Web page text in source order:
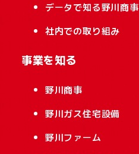
データで知る野川商事
社内での取り組み
事業を知る
野川商事
野川ガス住宅設備
野川ファーム